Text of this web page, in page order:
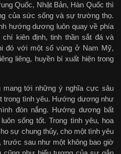
Quốc, Nhật Bản, Hàn Quốc thì
của sức sống và sự trường thọ.
hướng dương luôn quay về phía
kiên định, tinh thần sắt đá và
đó với một số vùng ở Nam Mỹ,
liêng, huyền bí xuất hiện trong
tới những ý nghĩa cực sâu
trong tình yêu. Hướng dương như
đón nắng. Hướng dương bất
sống tốt. Trong tình yêu, hoa
sự chung thủy, cho một tình yêu
trước sau như một không bao giờ